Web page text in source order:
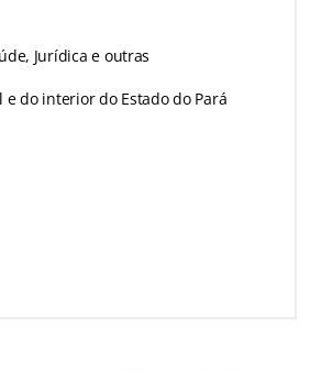
Jurídica e outras
do interior do Estado do Pará